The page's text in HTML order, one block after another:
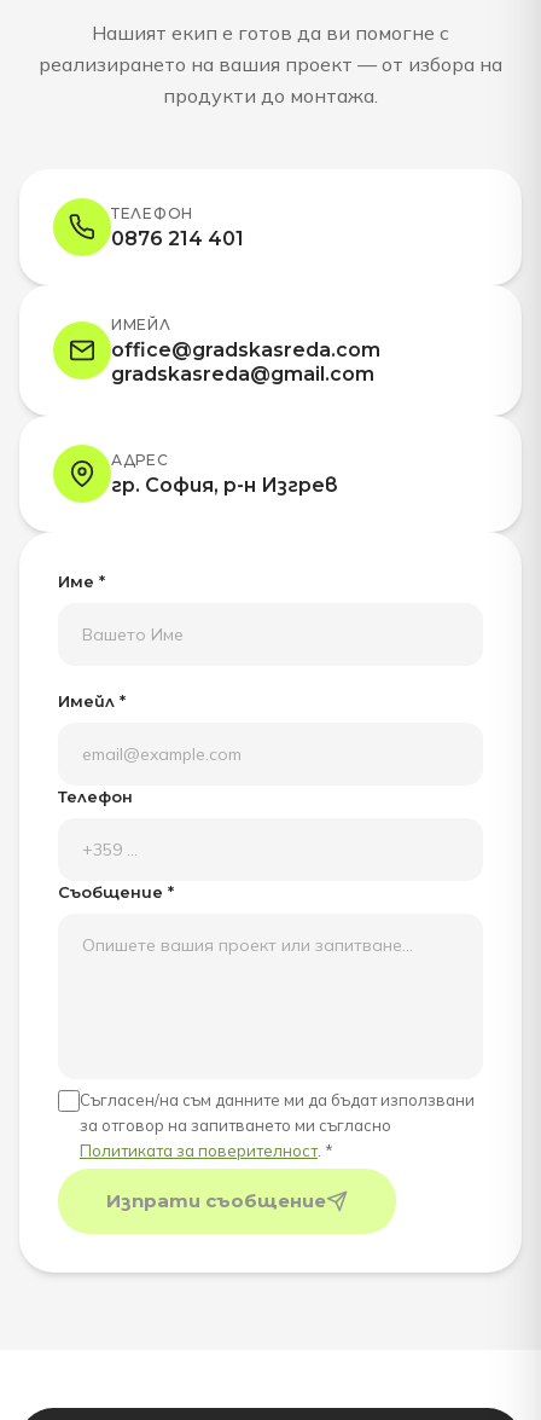
Нашият екип е готов да ви помогне с
реализирането на вашия проект — от избора на
продукти до монтажа.
ТЕЛЕФОН
0876 214 401
ИМЕЙЛ
office@gradskasreda.com
gradskasreda@gmail.com
АДРЕС
гр. София, р-н Изгрев
Име *
Имейл *
Телефон
Съобщение *
Съгласен/на съм данните ми да бъдат използвани
за отговор на запитването ми съгласно
Политиката за поверителност. *
Изпрати съобщение